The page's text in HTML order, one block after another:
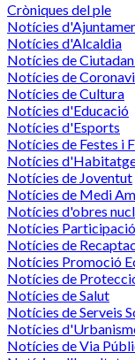
Cròniques del ple
Notícies
Notícies d'Alcaldia
Notícies de
Notícies de
Notícies de Cultura
Notícies d'Educació
Notícies d'Esports
Notícies de Festes i
Notícies
Notícies de Joventut
Notícies de Medi
Notícies d'obres
Notícies
Notícies de
Notícies Promoció
Notícies de
Notícies de Salut
Notícies de Serveis
Notícies
Notícies de Via